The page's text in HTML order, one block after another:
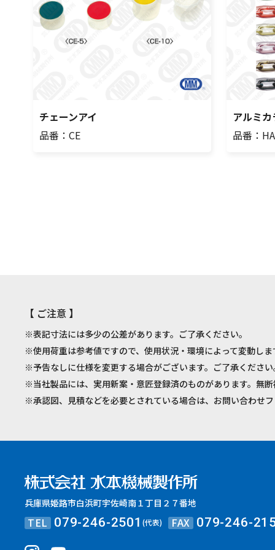
チェーンアイ
品番：CE
アルミ
品番：
【 ご注意 】
※表記寸法には多少の公差があります。ご了承ください。
※使用荷重は参考値ですので、使用状況・環境によって変動し
※予告なしに仕様を変更する場合がございます。ご了承くださ
※当社製品には、実用新案・意匠登録済のものがあります。無
※承認図、見積などを必要とされている場合は、お問い合わせ
兵庫県姫路市白浜町宇佐崎南１丁目２７番地
TEL 079-246-2501(代表) FAX 079-246-